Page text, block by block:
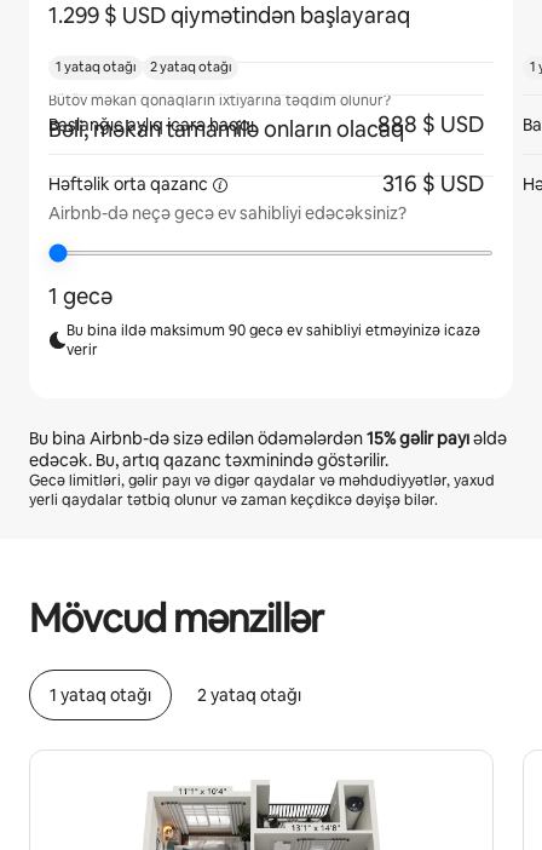
1.299 $ USD qiymətindən başlayaraq
Bütöv məkan qonaqların ixtiyarına təqdim olunur?
Bəli, məkan tamamilə onların olacaq
Airbnb-də neçə gecə ev sahibliyi edəcəksiniz?
1 gecə
Bu bina ildə maksimum 90 gecə ev sahibliyi etməyinizə icazə
verir
Bu bina Airbnb-də sizə edilən ödəmələrdən15%gəlir payıəldə
edəcək. Bu, artıq qazanc təxminində göstərilir.
Gecə limitləri, gəlir payı və digər qaydalar və məhdudiyyətlər, yaxud
yerli qaydalar tətbiq olunur və zaman keçdikcə dəyişə bilər.
Mövcud mənzillər
1 yataq otağı 2 yataq otağı
1 yataq otağı 2 yataq otağı
Başlanğıc aylıq icarə haqqı 888 $ USD
Həftəlik orta qazanc 316 $ USD
1